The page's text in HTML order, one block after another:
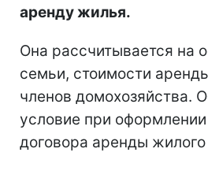
аренду жилья.
Она рассчитывается на
семьи, стоимости
членов домохозяйства.
условие при
договора аренды